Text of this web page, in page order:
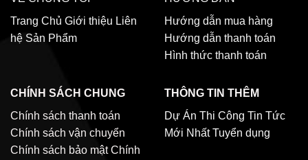
Trang Chủ Giới thiệu Liên
hệ Sản Phẩm
Hướng dẫn mua hàng
Hướng dẫn thanh toán
Hình thức thanh toán
CHÍNH SÁCH CHUNG
Chính sách thanh toán
Chính sách vận chuyển
Chính sách bảo mật Chính
THÔNG TIN THÊM
Dự Án Thi Công Tin Tức
Mới Nhất Tuyển dụng